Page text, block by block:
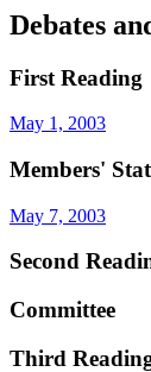
Debates
First Reading
May 1, 2003
Members'
May 7, 2003
Second
Committee
Third